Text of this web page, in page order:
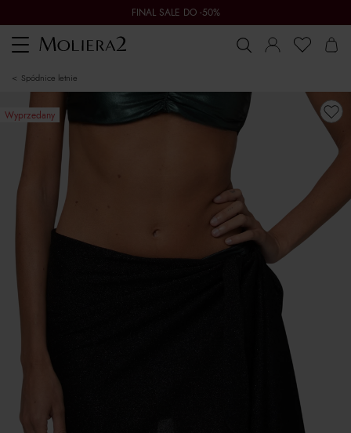
FINAL SALE DO -50%
Toggle
navigation
spódnice letnie
Wyprzedany